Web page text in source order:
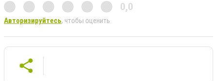
0,0
Авторизируйтесь, чтобы оценить